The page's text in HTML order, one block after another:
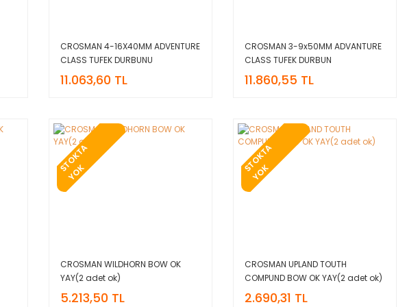
CROSMAN 4-16X40MM ADVENTURE
CLASS TUFEK DURBUNU
11.063,60 TL
CROSMAN 3-9x50MM ADVANTURE
CLASS TUFEK DURBUN
11.860,55 TL
S
T
O
K
T
A
Y
O
K
CROSMAN WILDHORN BOW OK
YAY(2 adet ok)
5.213,50 TL
S
T
O
K
T
A
Y
O
K
CROSMAN UPLAND TOUTH
COMPUND BOW OK YAY(2 adet ok)
2.690,31 TL